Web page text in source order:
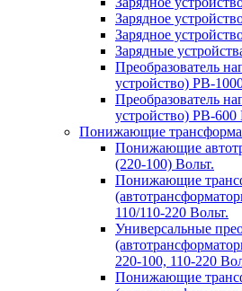
Зарядное
Зарядное
Зарядные
Преобразователь
устройство) PB-
Преобразователь
устройство) PB-600
Понижающие
Понижающие
(220-100) Вольт.
Понижающие
110/110-220 Вольт.
Универсальные
220-100, 110-220
Понижающие